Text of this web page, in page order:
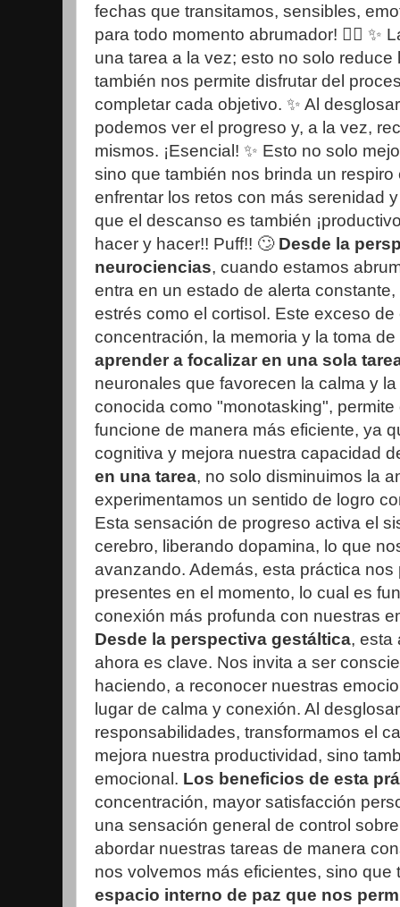
fechas que transitamos, sensibles,
para todo momento abrumador! 🤦‍♀️ ✨️
una tarea a la vez; esto no solo
también nos permite disfrutar del
completar cada objetivo. ✨️ Al
podemos ver el progreso y, a la vez,
mismos. ¡Esencial! ✨️ Esto no solo
sino que también nos brinda un
enfrentar los retos con más serenidad
que el descanso es también
hacer y hacer!! Puff!! 🙄 Desde la
neurociencias, cuando estamos
entra en un estado de alerta
estrés como el cortisol. Este exceso
concentración, la memoria y la toma
aprender a focalizar en una sola
neuronales que favorecen la calma y
conocida como "monotasking",
funcione de manera más eficiente, ya
cognitiva y mejora nuestra capacidad
en una tarea, no solo disminuimos la
experimentamos un sentido de logro
Esta sensación de progreso activa el
cerebro, liberando dopamina, lo que
avanzando. Además, esta práctica nos
presentes en el momento, lo cual es
conexión más profunda con nuestras
Desde la perspectiva gestáltica, esta
ahora es clave. Nos invita a ser
haciendo, a reconocer nuestras
lugar de calma y conexión. Al
responsabilidades, transformamos el
mejora nuestra productividad, sino
emocional. Los beneficios de esta
concentración, mayor satisfacción
una sensación general de control
abordar nuestras tareas de manera
nos volvemos más eficientes, sino que
espacio interno de paz que nos